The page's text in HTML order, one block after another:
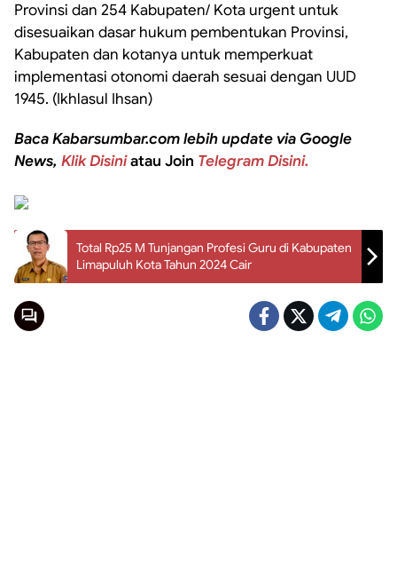
Provinsi dan 254 Kabupaten/ Kota urgent untuk
disesuaikan dasar hukum pembentukan Provinsi,
Kabupaten dan kotanya untuk memperkuat
implementasi otonomi daerah sesuai dengan UUD
1945. (Ikhlasul Ihsan)
Baca Kabarsumbar.com lebih update via Google
News, Klik Disiniatau Join Telegram Disini.
Total Rp25 M Tunjangan Profesi Guru di Kabupaten
Limapuluh Kota Tahun 2024 Cair